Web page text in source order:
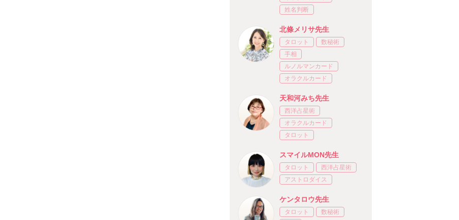
姓名判断
北條メリサ先生
タロット
数秘術
手相
ルノルマンカード
オラクルカード
天和河みち先生
西洋占星術
オラクルカード
タロット
スマイルMON先生
タロット
西洋占星術
アストロダイス
ケンタロウ先生
タロット
数秘術